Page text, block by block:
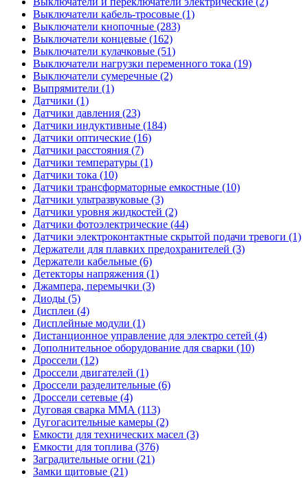
Выключатели кабель-тросовые (1)
Выключатели кнопочные (283)
Выключатели концевые (162)
Выключатели кулачковые (51)
Выключатели нагрузки переменного тока (19)
Выключатели сумеречные (2)
Выпрямители (1)
Датчики (1)
Датчики давления (23)
Датчики индуктивные (184)
Датчики оптические (16)
Датчики расстояния (7)
Датчики температуры (1)
Датчики тока (10)
Датчики трансформаторные емкостные (10)
Датчики ультразвуковые (3)
Датчики уровня жидкостей (2)
Датчики фотоэлектрические (44)
Датчики электроконтактные скрытой подачи тревоги (1)
Держатели для плавких предохранителей (3)
Держатели кабельные (6)
Детекторы напряжения (1)
Джампера, перемычки (3)
Диоды (5)
Дисплеи (4)
Дисплейные модули (1)
Дистанционное управление для электро сетей (4)
Дополнительное оборудование для сварки (10)
Дроссели (12)
Дроссели двигателей (1)
Дроссели разделительные (6)
Дроссели сетевые (4)
Дуговая сварка MMA (113)
Дугогасительные камеры (2)
Емкости для технических масел (3)
Емкости для топлива (376)
Заградительные огни (21)
Замки щитовые (21)